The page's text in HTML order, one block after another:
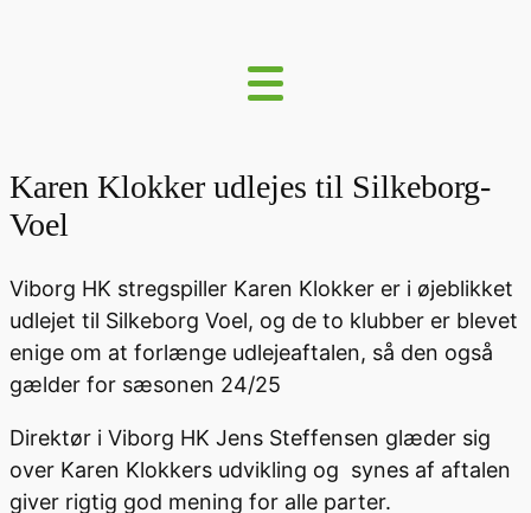
Karen Klokker udlejes til Silkeborg-
Voel
Viborg HK stregspiller Karen Klokker er i øjeblikket
udlejet til Silkeborg Voel, og de to klubber er blevet
enige om at forlænge udlejeaftalen, så den også
gælder for sæsonen 24/25
Direktør i Viborg HK Jens Steffensen glæder sig
over Karen Klokkers udvikling og synes af aftalen
giver rigtig god mening for alle parter.